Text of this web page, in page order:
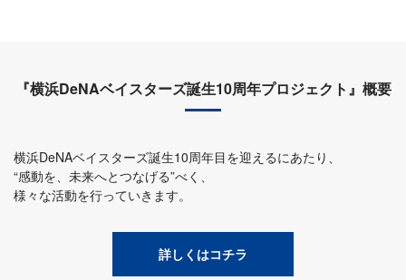
『横浜DeNAベイスターズ誕生10周年プロジェクト』概要
横浜DeNAベイスターズ誕生10周年目を迎えるにあたり、
“感動を、未来へとつなげる”べく、
様々な活動を行っていきます。
詳しくはコチラ